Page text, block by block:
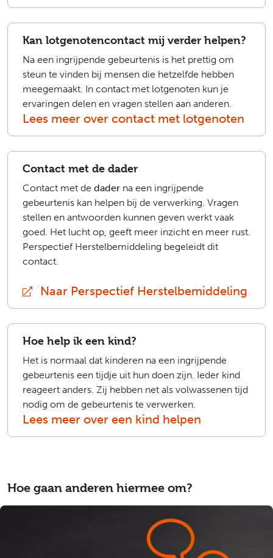
Kan lotgenotencontact mij verder helpen?
Na een ingrijpende gebeurtenis is het prettig om
steun te vinden bij mensen die hetzelfde hebben
meegemaakt. In contact met lotgenoten kun je
ervaringen delen en vragen stellen aan anderen.
Lees meer over contact met lotgenoten
Contact met de dader
Contact met de dader na een ingrijpende
gebeurtenis kan helpen bij de verwerking. Vragen
stellen en antwoorden kunnen geven werkt vaak
goed. Het lucht op, geeft meer inzicht en meer rust.
Perspectief Herstelbemiddeling begeleidt dit
contact.
Naar Perspectief Herstelbemiddeling
Hoe help ik een kind?
Het is normaal dat kinderen na een ingrijpende
gebeurtenis een tijdje uit hun doen zijn. Ieder kind
reageert anders. Zij hebben net als volwassenen tijd
nodig om de gebeurtenis te verwerken.
Lees meer over een kind helpen
Hoe gaan anderen hiermee om?